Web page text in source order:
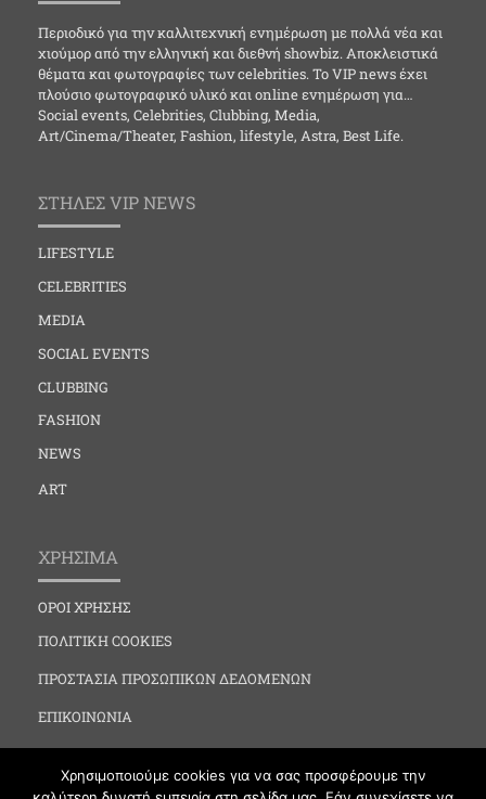
Περιοδικό για την καλλιτεχνική ενημέρωση με πολλά νέα και
χιούμορ από την ελληνική και διεθνή showbiz. Αποκλειστικά
θέματα και φωτογραφίες των celebrities. Το VIP news έχει
πλούσιο φωτογραφικό υλικό και online ενημέρωση για…
Social events, Celebrities, Clubbing, Media,
Art/Cinema/Theater, Fashion, lifestyle, Astra, Best Life.
ΣΤΗΛΕΣ VIP NEWS
LIFESTYLE
CELEBRITIES
MEDIA
SOCIAL EVENTS
CLUBBING
FASHION
NEWS
ART
ΧΡΗΣΙΜΑ
ΟΡΟΙ ΧΡΗΣΗΣ
ΠΟΛΙΤΙΚΗ COOKIES
ΠΡΟΣΤΑΣΙΑ ΠΡΟΣΩΠΙΚΩΝ ΔΕΔΟΜΕΝΩΝ
ΕΠΙΚΟΙΝΩΝΙΑ
Χρησιμοποιούμε cookies για να σας προσφέρουμε την